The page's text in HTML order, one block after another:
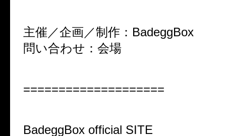
主催／企画／制作：BadeggBox
問い合わせ：会場
====================
BadeggBox official SITE